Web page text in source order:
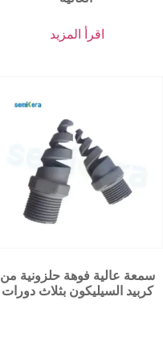
اقرأ المزيد
سمعة عالية فوهة حلزونية من
كربيد السيليكون بثلاث دورات